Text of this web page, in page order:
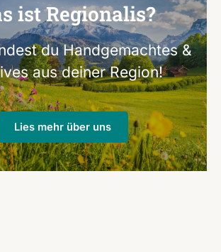
ist Regionalis?
du Handgemachtes &
aus deiner Region!
Lies mehr über uns